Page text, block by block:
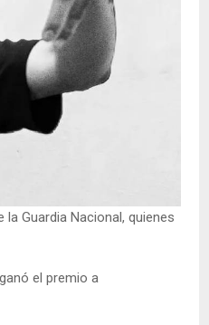
Guardia Nacional, quienes
el premio a